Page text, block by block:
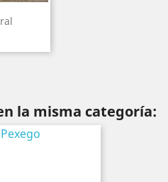
la misma categoría: